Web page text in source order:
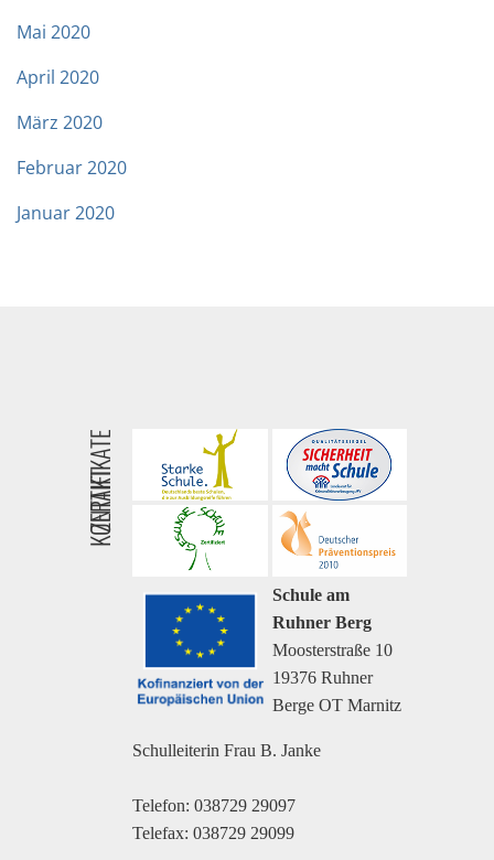
Mai 2020
April 2020
März 2020
Februar 2020
Januar 2020
ZERTIFIKATE
KONTAKT
Schule am
Ruhner Berg
Moosterstraße 10
19376 Ruhner
Berge OT Marnitz
Schulleiterin Frau B. Janke
Telefon: 038729 29097
Telefax: 038729 29099